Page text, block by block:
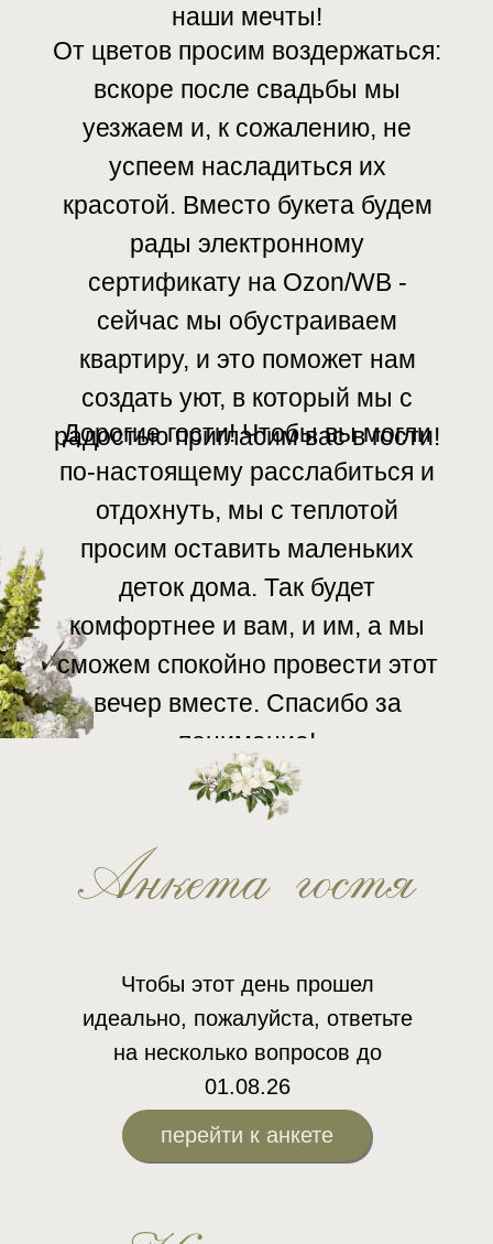
наши мечты!
От цветов просим воздержаться:
вскоре после свадьбы мы
уезжаем и, к сожалению, не
успеем насладиться их
красотой. Вместо букета будем
рады электронному
сертификату на Ozon/WB -
сейчас мы обустраиваем
квартиру, и это поможет нам
создать уют, в который мы с
радостью пригласим вас в гости!
Дорогие гости! Чтобы вы могли
по-настоящему расслабиться и
отдохнуть, мы с теплотой
просим оставить маленьких
деток дома. Так будет
комфортнее и вам, и им, а мы
сможем спокойно провести этот
вечер вместе. Спасибо за
понимание!
Анкета гостя
Чтобы этот день прошел
идеально, пожалуйста, ответьте
на несколько вопросов до
01.08.26
перейти к анкете